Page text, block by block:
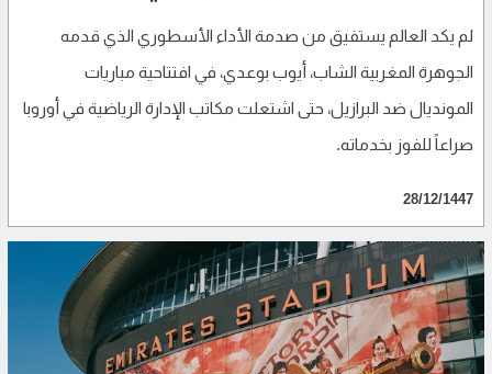
لم يكد العالم يستفيق من صدمة الأداء الأسطوري الذي قدمه
الجوهرة المغربية الشاب، أيوب بوعدي، في افتتاحية مباريات
المونديال ضد البرازيل، حتى اشتعلت مكاتب الإدارة الرياضية في أوروبا
صراعاً للفوز بخدماته.
28/12/1447